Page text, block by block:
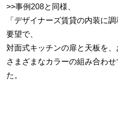
>>事例208と同様、
「デザイナーズ賃貸の内装に
要望で、
対面式キッチンの扉と天板を
さまざまなカラーの組み合わ
た。